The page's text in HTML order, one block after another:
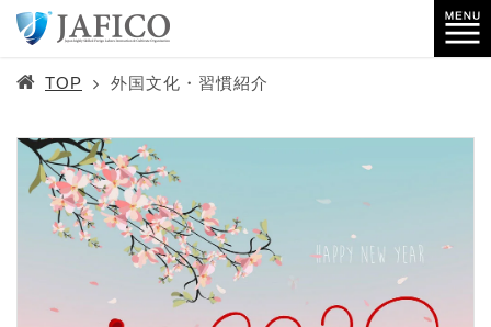
TOP 外国文化・習慣紹介